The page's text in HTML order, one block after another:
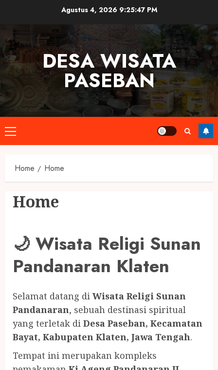
content
Agustus 4, 2026 9:25:47 PM
DESA WISATA
PASEBAN
Primary
Menu
Home Home
Home
🌙 Wisata Religi Sunan
Pandanaran Klaten
Selamat datang di Wisata Religi Sunan
Pandanaran, sebuah destinasi spiritual
yang terletak di Desa Paseban, Kecamatan
Bayat, Kabupaten Klaten, Jawa Tengah.
Tempat ini merupakan kompleks